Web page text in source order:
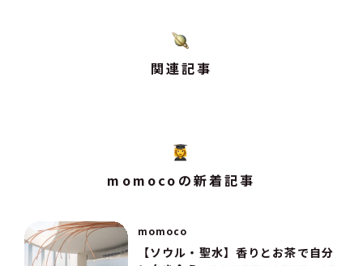
関連記事
momocoの新着記事
momoco
【ソウル・聖水】香りとお茶で自分